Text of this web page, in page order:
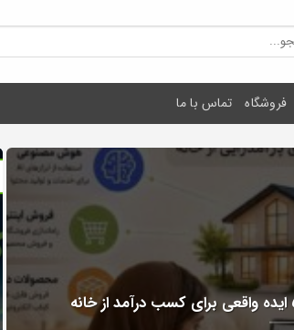
فروشگاه تماس با ما